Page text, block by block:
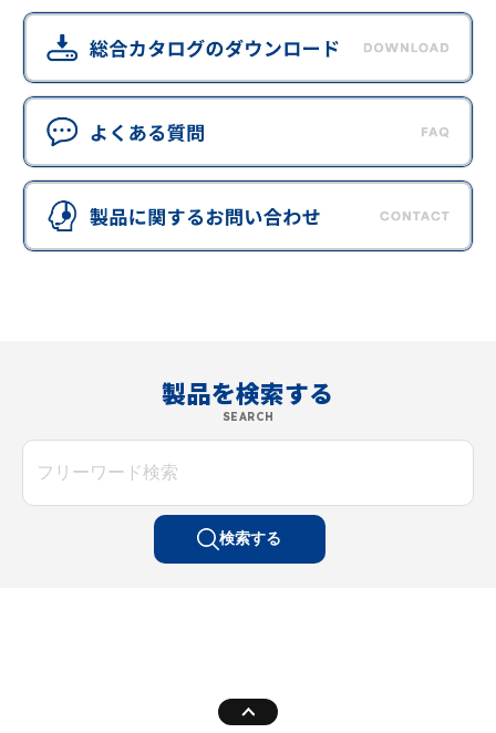
製品を検索する
SEARCH
検索する